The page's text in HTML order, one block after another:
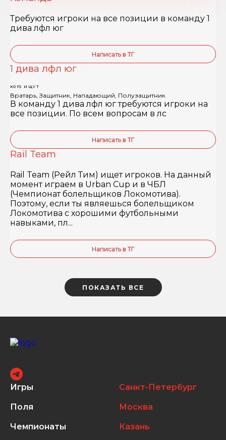
Требуются игроки на все позиции в команду 1
дива лфл юг
Написать в ТГ
1 дива лфл юг
КОГО ИЩУТ
Вратарь, Защитник, Нападающий, Полузащитник
В команду 1 дива лфл юг требуются игроки на
все позиции. По всем вопросам в лс
Написать в ТГ
Rail Team
Rail Team (Рейл Тим) ищет игроков. На данный
момент играем в Urban Cup и в ЧБЛ
(Чемпионат болельщиков Локомотива).
Поэтому, если ты являешься болельщиком
Локомотива с хорошими футбольными
навыками, пл...
Написать в ТГ
ПОКАЗАТЬ ВСЕ
Игры
Поля
Чемпионаты
Санкт-Петербург
Москва
Казань